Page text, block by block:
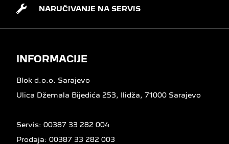
NARUČIVANJE NA SERVIS
INFORMACIJE
Blok d.o.o. Sarajevo
Ulica Džemala Bijedića 253, Ilidža, 71000 Sarajevo
Servis: 00387 33 282 004
Prodaja: 00387 33 282 003